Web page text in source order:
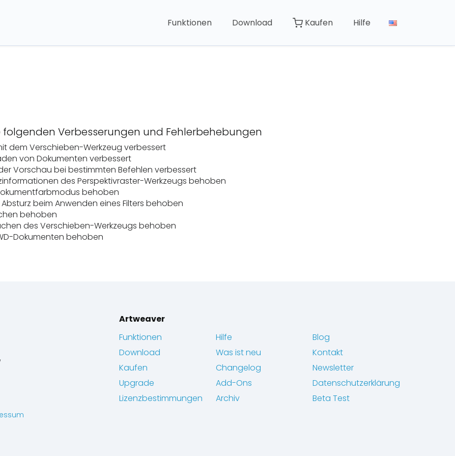
Funktionen Download Kaufen Hilfe
folgenden Verbesserungen und Fehlerbehebungen
dem Verschieben-Werkzeug verbessert
von Dokumenten verbessert
Vorschau bei bestimmten Befehlen verbessert
des Perspektivraster-Werkzeugs behoben
behoben
beim Anwenden eines Filters behoben
behoben
des Verschieben-Werkzeugs behoben
Dokumenten behoben
Artweaver
Funktionen
Download
Kaufen
Upgrade
Lizenzbestimmungen
Hilfe
Was ist neu
Changelog
Add-Ons
Archiv
Blog
Kontakt
Newsletter
Datenschutzerklärung
Beta Test